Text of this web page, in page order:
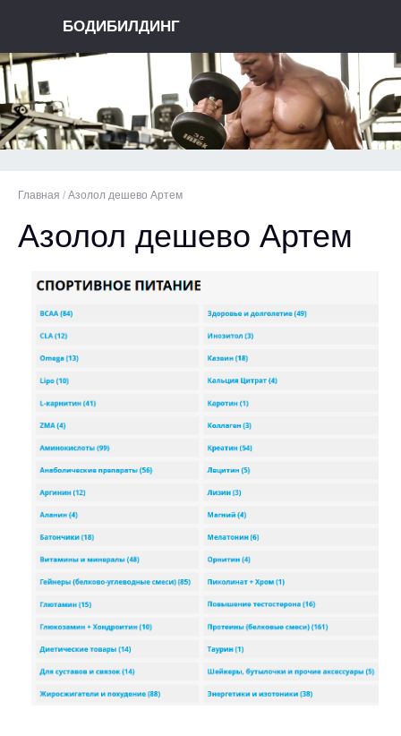
БОДИБИЛДИНГ
Главная / Азолол дешево Артем
Азолол дешево Артем